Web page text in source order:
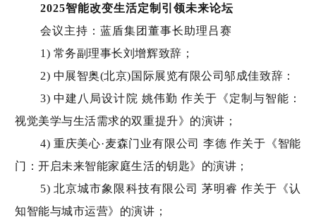
2025智能改变生活定制引领未来论坛
会议主持：蓝盾集团董事长助理吕赛
1) 常务副理事长刘增辉致辞；
2) 中展智奥(北京)国际展览有限公司邬成佳致辞：
3) 中建八局设计院 姚伟勤 作关于《定制与智能：
视觉美学与生活需求的双重提升》的演讲；
4) 重庆美心·麦森门业有限公司 李德 作关于《智能
门：开启未来智能家庭生活的钥匙》的演讲；
5) 北京城市象限科技有限公司 茅明睿 作关于《认
知智能与城市运营》的演讲；